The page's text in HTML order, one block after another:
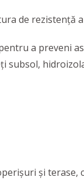
de rezistență
a preveni
și